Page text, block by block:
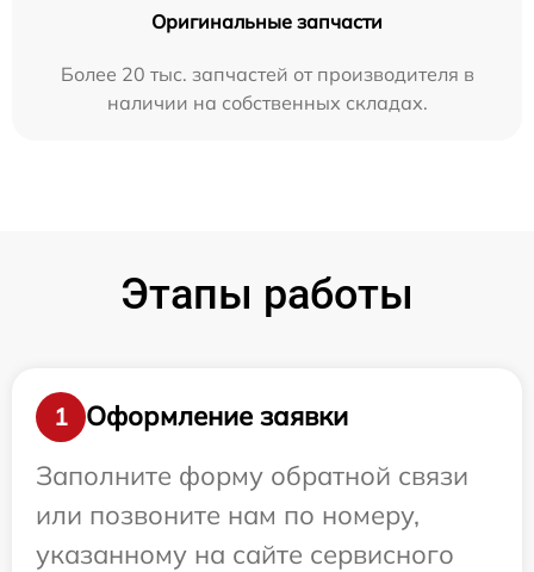
Оригинальные запчасти
Более 20 тыс. запчастей от производителя в
наличии на собственных складах.
Этапы работы
1
Оформление заявки
Заполните форму обратной связи
или позвоните нам по номеру,
указанному на сайте сервисного